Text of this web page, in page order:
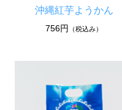
沖縄紅芋ようかん
756円 （税込み）